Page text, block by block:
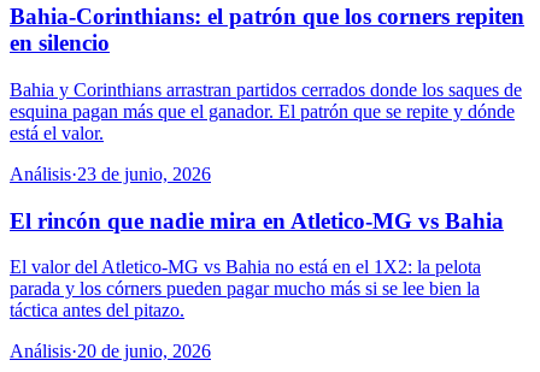
Bahia-Corinthians: el patrón que los corners repiten
en silencio
Bahia y Corinthians arrastran partidos cerrados donde los saques de
esquina pagan más que el ganador. El patrón que se repite y dónde
está el valor.
Análisis·23 de junio, 2026
El rincón que nadie mira en Atletico-MG vs Bahia
El valor del Atletico-MG vs Bahia no está en el 1X2: la pelota
parada y los córners pueden pagar mucho más si se lee bien la
táctica antes del pitazo.
Análisis·20 de junio, 2026